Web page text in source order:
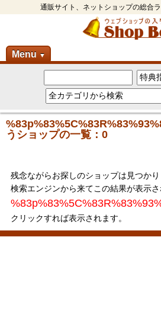
通販サイト、ネットショップの総合
Menu ▼
うショップの一覧：0
残念ながらお探しのショップは見つかり
検索エンジンから来てこの結果が表示
クリックすれば表示されます。